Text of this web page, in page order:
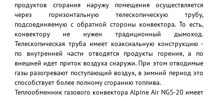
продуктов сгорания наружу помещения осуществляется
через горизонтальную телескопическую трубу,
подсоединяемую с обратной стороны конвектора. То есть,
конвектору не нужен традиционный дымоход.
Телескопическая труба имеет коаксиальную конструкцию -
по внутренней части отводятся продукты горения, а по
внешней идет приток воздуха снаружи. При этом отводимые
газы разогревают поступающий воздух, в зимний период это
способствует более полному сгоранию топлива.
Теплообменник газового конвектора Alpine Air NGS-20 имеет